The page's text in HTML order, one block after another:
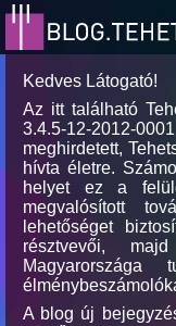
Kedves Látogató!
Az itt található
3.4.5-12-2012-
meghirdetett,
hívta életre.
helyet ez a
megvalósított
lehetőséget
résztvevői,
A blog új